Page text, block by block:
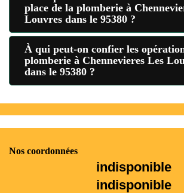
place de la plomberie à
Louvres dans le 95380 ?
À qui peut-on confier les
plomberie à Chennevieres Les
dans le 95380 ?
Nos coordonnées
indisponible
indisponible